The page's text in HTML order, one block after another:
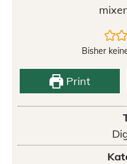
Bisher
Print